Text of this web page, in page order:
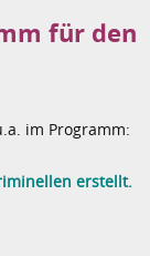
für den
im Programm:
erstellt.